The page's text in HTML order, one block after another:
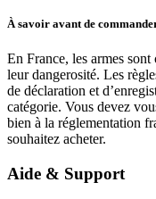
À savoir avant de
En France, les armes sont
leur dangerosité. Les
de déclaration et
catégorie. Vous devez
bien à la réglementation
souhaitez acheter.
Aide & Support